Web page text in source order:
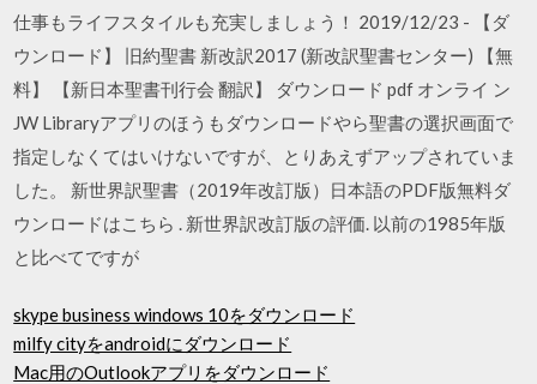
仕事もライフスタイルも充実しましょう！ 2019/12/23 - 【ダ
ウンロード】 旧約聖書 新改訳2017 (新改訳聖書センター) 【無
料】 【新日本聖書刊行会 翻訳】 ダウンロード pdf オンライ ン
JW Libraryアプリのほうもダウンロードやら聖書の選択画面で
指定しなくてはいけないですが、とりあえずアップされていま
した。 新世界訳聖書（2019年改訂版）日本語のPDF版無料ダ
ウンロードはこちら . 新世界訳改訂版の評価. 以前の1985年版
と比べてですが
skype business windows 10をダウンロード
milfy cityをandroidにダウンロード
Mac用のOutlookアプリをダウンロード